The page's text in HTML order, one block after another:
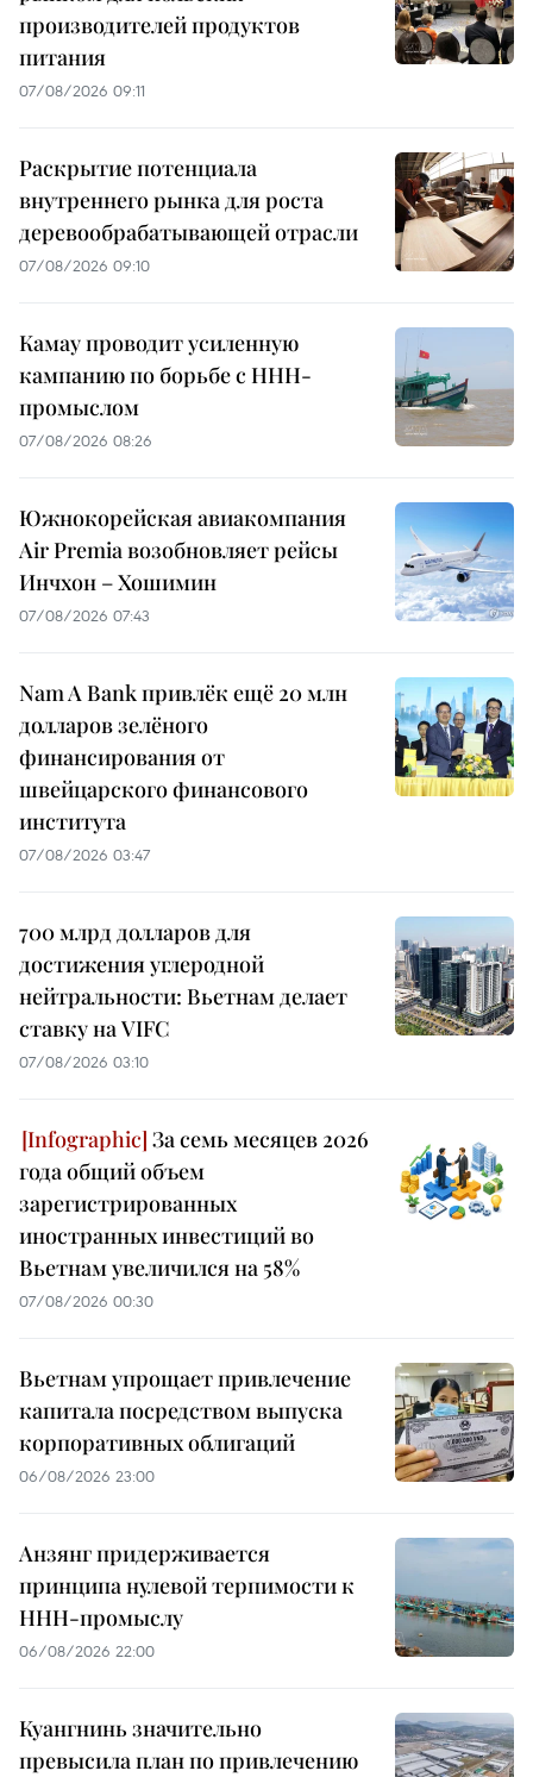
производителей продуктов
питания
07/08/2026 09:11
Раскрытие потенциала
внутреннего рынка для роста
деревообрабатывающей отрасли
07/08/2026 09:10
Камау проводит усиленную
кампанию по борьбе с ННН-
промыслом
07/08/2026 08:26
Южнокорейская авиакомпания
Air Premia возобновляет рейсы
Инчхон – Хошимин
07/08/2026 07:43
Nam A Bank привлёк ещё 20 млн
долларов зелёного
финансирования от
швейцарского финансового
института
07/08/2026 03:47
700 млрд долларов для
достижения углеродной
нейтральности: Вьетнам делает
ставку на VIFC
07/08/2026 03:10
За семь месяцев 2026
года общий объем
зарегистрированных
иностранных инвестиций во
Вьетнам увеличился на 58%
07/08/2026 00:30
Вьетнам упрощает привлечение
капитала посредством выпуска
корпоративных облигаций
06/08/2026 23:00
Анзянг придерживается
принципа нулевой терпимости к
ННН-промыслу
06/08/2026 22:00
Куангнинь значительно
превысила план по привлечению